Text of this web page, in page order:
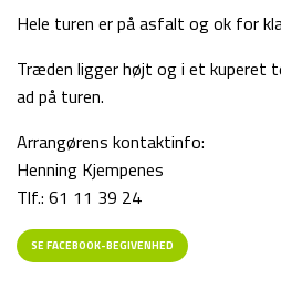
Hele turen er på asfalt og ok for
Træden ligger højt og i et kuperet
ad på turen.
Arrangørens kontaktinfo:
Henning Kjempenes
Tlf.: 61 11 39 24
SE FACEBOOK-BEGIVENHED